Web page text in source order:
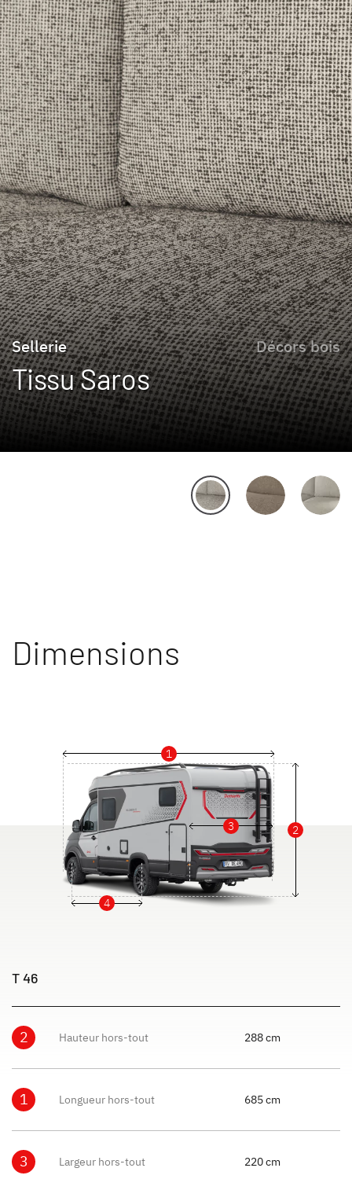
Tissu Saros
Sellerie Décors bois
Dimensions
2
1
3
4
T 46
2 Hauteur hors-tout 288 cm
1 Longueur hors-tout 685 cm
3 Largeur hors-tout 220 cm